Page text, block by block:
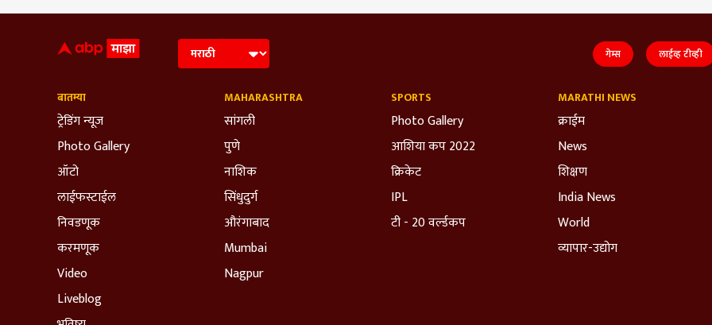
गेम्स लाईव्ह टीव्ही
बातम्या
ट्रेडिंग न्यूज
Photo Gallery
ऑटो
लाईफस्टाईल
निवडणूक
करमणूक
Video
Liveblog
MAHARASHTRA
सांगली
पुणे
नाशिक
सिंधुदुर्ग
औरंगाबाद
Mumbai
Nagpur
SPORTS
Photo Gallery
आशिया कप 2022
क्रिकेट
IPL
टी - 20 वर्ल्डकप
MARATHI NEWS
क्राईम
News
शिक्षण
India News
World
व्यापार-उद्योग